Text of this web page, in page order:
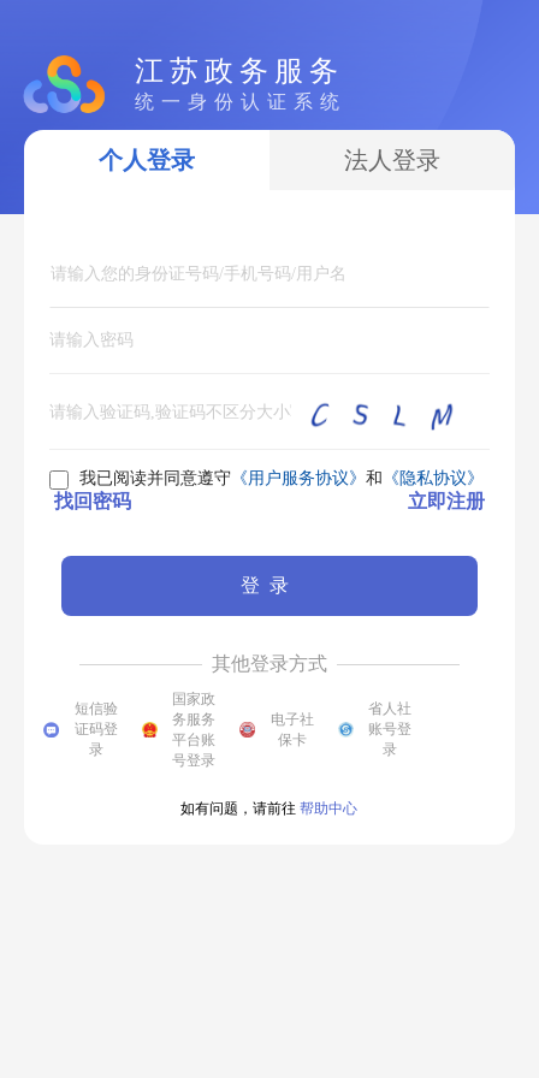
江苏政务服务
统一身份认证系统
个人登录 法人登录
我已阅读并同意遵守《用户服务协议》 和 《隐私协议》
找回密码 立即注册
登录
其他登录方式
短信验
证码登
录
国家政
务服务
平台账
号登录
电子社
保卡
省人社
账号登
录
如有问题，请前往 帮助中心